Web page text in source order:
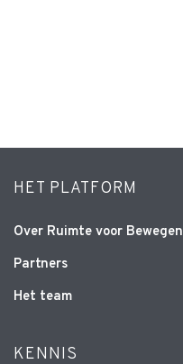
HET PLATFORM
Over Ruimte voor Bewegen
Partners
Het team
KENNIS